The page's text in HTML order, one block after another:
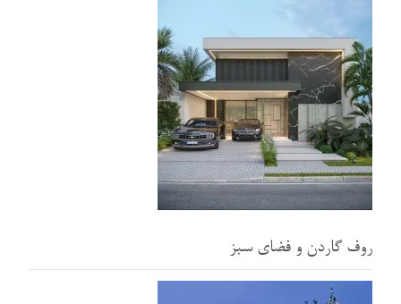
روف گاردن و فضای سبز